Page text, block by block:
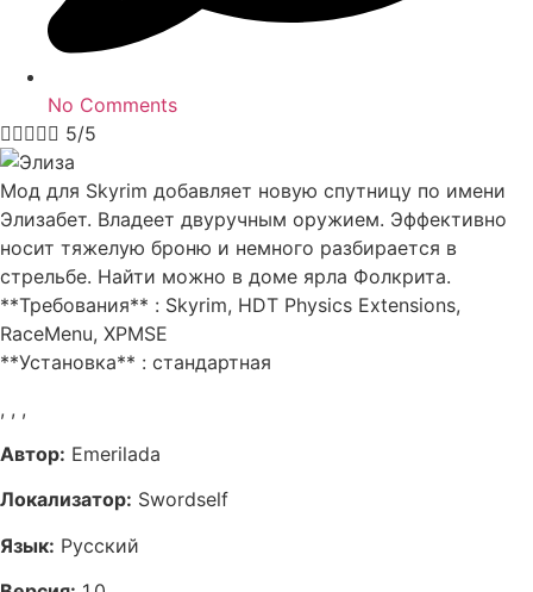
No Comments
 5/5
Мод для Skyrim добавляет новую спутницу по имени
Элизабет. Владеет двуручным оружием. Эффективно
носит тяжелую броню и немного разбирается в
стрельбе. Найти можно в доме ярла Фолкрита.
**Требования** : Skyrim, HDT Physics Extensions,
RaceMenu, XPMSE
**Установка** : стандартная
, , ,
Автор: Emerilada
Локализатор: Swordself
Язык: Русский